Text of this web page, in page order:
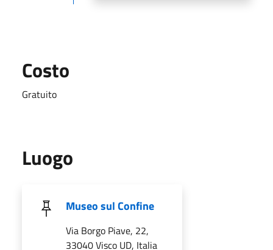
Costo
Gratuito
Luogo
Museo sul Confine
Via Borgo Piave, 22,
33040 Visco UD, Italia